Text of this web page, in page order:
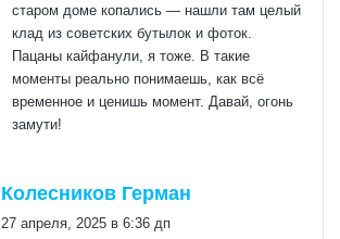
старом доме копались — нашли там целый
клад из советских бутылок и фоток.
Пацаны кайфанули, я тоже. В такие
моменты реально понимаешь, как всё
временное и ценишь момент. Давай, огонь
замути!
Колесников Герман
27 апреля, 2025 в 6:36 дп